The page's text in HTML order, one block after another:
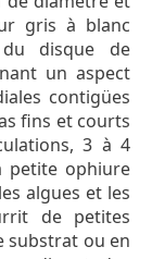
gris à blanc
disque de
un aspect
contigües
fins et courts
3 à 4
petite ophiure
algues et les
de petites
substrat ou en